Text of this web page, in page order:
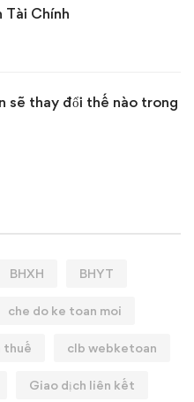
Tài Chính
sẽ thay đổi thế nào trong
BHXH BHYT
che do ke toan moi
thuế clb webketoan
Giao dịch liên kết